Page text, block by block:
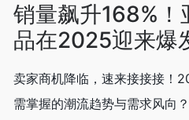
销量飙升168%！
品在2025迎来爆
卖家商机降临，速来接接接！
需掌握的潮流趋势与需求风向